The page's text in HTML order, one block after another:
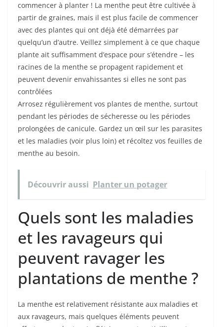
commencer à planter ! La menthe peut être cultivée à
partir de graines, mais il est plus facile de commencer
avec des plantes qui ont déjà été démarrées par
quelqu’un d’autre. Veillez simplement à ce que chaque
plante ait suffisamment d’espace pour s’étendre – les
racines de la menthe se propagent rapidement et
peuvent devenir envahissantes si elles ne sont pas
contrôlées
Arrosez régulièrement vos plantes de menthe, surtout
pendant les périodes de sécheresse ou les périodes
prolongées de canicule. Gardez un œil sur les parasites
et les maladies (voir plus loin) et récoltez vos feuilles de
menthe au besoin.
Découvrir aussi Planter un potager
Quels sont les maladies
et les ravageurs qui
peuvent ravager les
plantations de menthe ?
La menthe est relativement résistante aux maladies et
aux ravageurs, mais quelques éléments peuvent